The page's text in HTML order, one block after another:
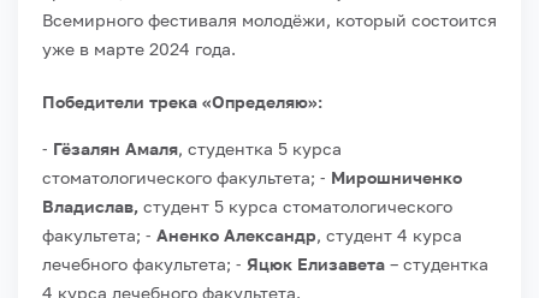
Всемирного фестиваля молодёжи, который состоится
уже в марте 2024 года.
Победители трека «Определяю»:
⁃ Гёзалян Амаля, студентка 5 курса
стоматологического факультета; ⁃ Мирошниченко
Владислав, студент 5 курса стоматологического
факультета; ⁃ Аненко Александр, студент 4 курса
лечебного факультета; ⁃ Яцюк Елизавета – студентка
4 курса лечебного факультета.